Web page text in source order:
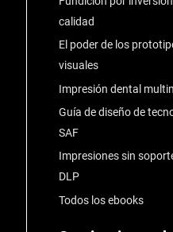
calidad
El poder de los
visuales
Impresión dental
Guía de diseño de
SAF
Impresiones sin
DLP
Todos los ebooks